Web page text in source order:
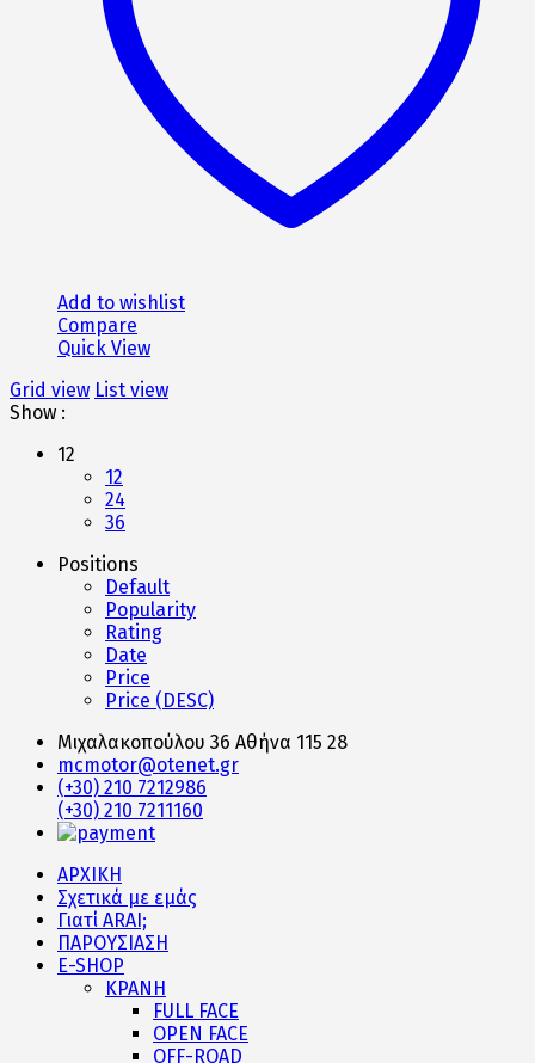
Add to wishlist
Compare
Quick View
Grid view List view
Show :
12
12
24
36
Positions
Default
Popularity
Rating
Date
Price
Price (DESC)
Μιχαλακοπούλου 36 Αθήνα 115 28
mcmotor@otenet.gr
(+30) 210 7212986
(+30) 210 7211160
ΑΡΧΙΚΗ
Σχετικά με εμάς
Γιατί ARAI;
ΠΑΡΟΥΣΙΑΣΗ
E-SHOP
ΚΡΑΝΗ
FULL FACE
OPEN FACE
OFF-ROAD